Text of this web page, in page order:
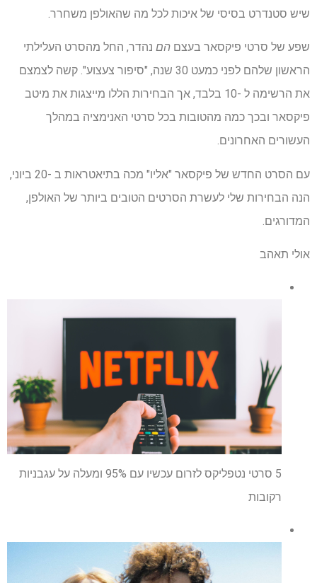
שיש סטנדרט בסיסי של איכות לכל מה שהאולפן משחרר.
שפע של סרטי פיקסאר בעצם הם נהדר, החל מהסרט העלילתי
הראשון שלהם לפני כמעט 30 שנה, "סיפור צעצוע". קשה לצמצם
את הרשימה ל -10 בלבד, אך הבחירות הללו מייצגות את מיטב
פיקסאר ובכך כמה מהטובות בכל סרטי האנימציה במהלך
העשורים האחרונים.
עם הסרט החדש של פיקסאר "אליו" מכה בתיאטראות ב -20 ביוני,
הנה הבחירות שלי לעשרת הסרטים הטובים ביותר של האולפן,
המדורגים.
אולי תאהב
5 סרטי נטפליקס לזרום עכשיו עם 95% ומעלה על עגבניות
רקובות